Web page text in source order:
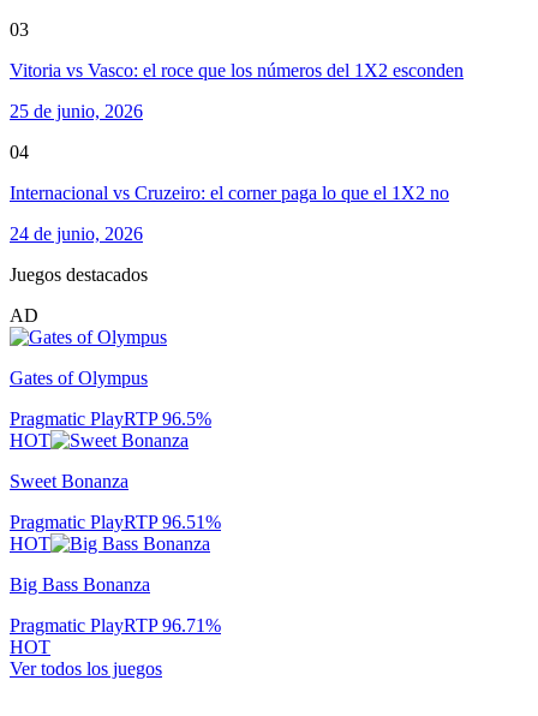
03
Vitoria vs Vasco: el roce que los números del 1X2 esconden
25 de junio, 2026
04
Internacional vs Cruzeiro: el corner paga lo que el 1X2 no
24 de junio, 2026
Juegos destacados
AD
Gates of Olympus
Pragmatic PlayRTP96.5%
HOT
Sweet Bonanza
Pragmatic PlayRTP96.51%
HOT
Big Bass Bonanza
Pragmatic PlayRTP96.71%
HOT
Ver todos los juegos